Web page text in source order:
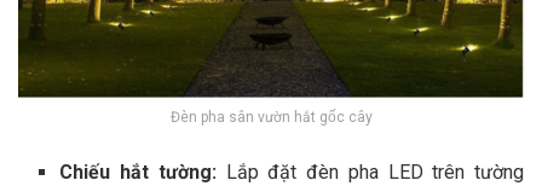
Đèn pha sân vườn hắt gốc cây
Chiếu hắt tường:Lắp đặt đèn pha LED trên tường